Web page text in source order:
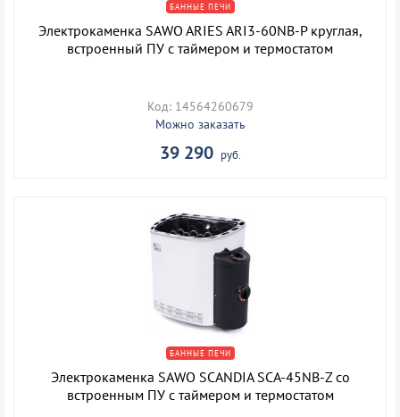
БАННЫЕ ПЕЧИ
Электрокаменка SAWO ARIES ARI3-60NB-P круглая,
встроенный ПУ с таймером и термостатом
Код: 14564260679
Можно заказать
39 290 руб.
БАННЫЕ ПЕЧИ
Электрокаменка SAWO SCANDIA SCA-45NB-Z со
встроенным ПУ с таймером и термостатом